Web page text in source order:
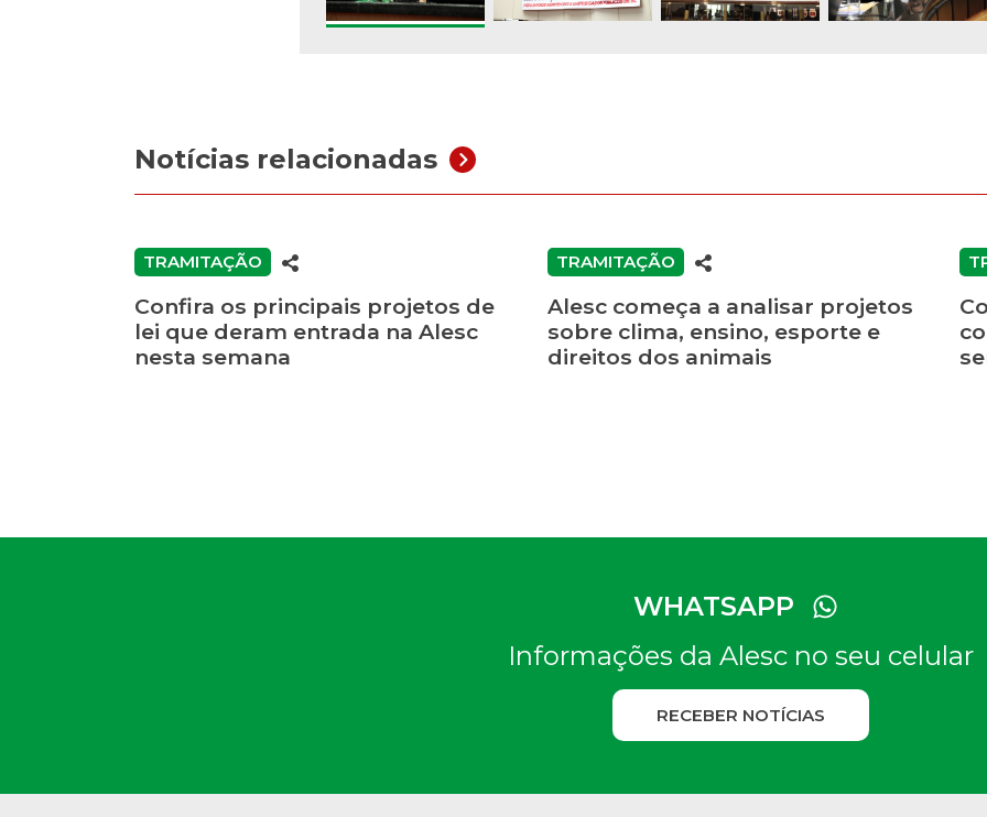
Notícias relacionadas
TRAMITAÇÃO
Confira os principais projetos de
lei que deram entrada na Alesc
nesta semana
TRAMITAÇÃO
Alesc começa a analisar projetos
sobre clima, ensino, esporte e
direitos dos animais
WHATSAPP
Informações da Alesc no seu celular
RECEBER NOTÍCIAS